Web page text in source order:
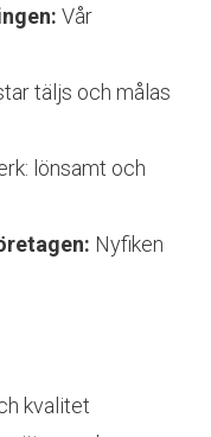
Vår
täljs och målas
lönsamt och
Nyfiken
kvalitet